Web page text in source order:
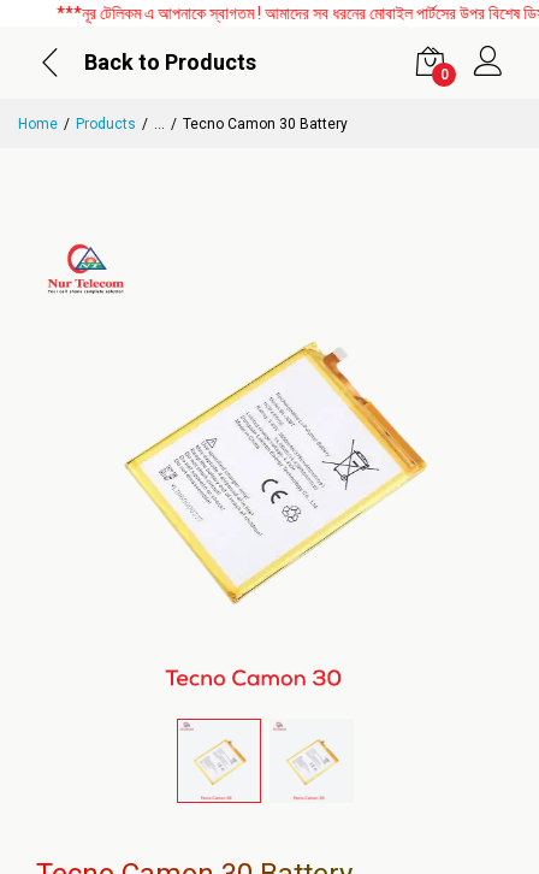
***নূর টেলিকম এ আপনাকে স্বাগতম ! আমাদের সব ধরনের মোবাইল পার্টসের উপর বিশেষ
Back to Products
0
Home Products ... Tecno Camon 30 Battery